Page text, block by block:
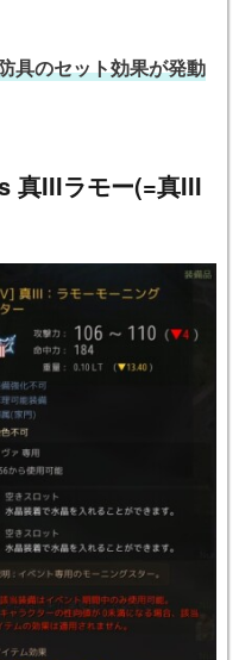
具のセット効果が発動
真IIIラモー(=真III